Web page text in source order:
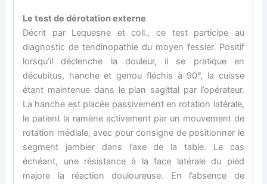
Le test de dérotation externe
Décrit par Lequesne et coll., ce test participe au
diagnostic de tendinopathie du moyen fessier. Positif
lorsqu’il déclenche la douleur, il se pratique en
décubitus, hanche et genou fléchis à 90°, la cuisse
étant maintenue dans le plan sagittal par l’opérateur.
La hanche est placée passivement en rotation latérale,
le patient la ramène activement par un mouvement de
rotation médiale, avec pour consigne de positionner le
segment jambier dans l’axe de la table. Le cas
échéant, une résistance à la face latérale du pied
majore la réaction douloureuse. En l’absence de